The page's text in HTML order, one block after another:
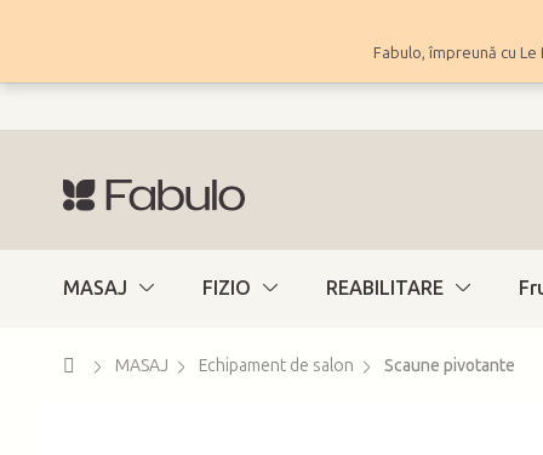
Fabulo, împreună cu
MASAJ FIZIO REABILITARE
AcasăMASAJ Echipament de salon Scaune pivotante